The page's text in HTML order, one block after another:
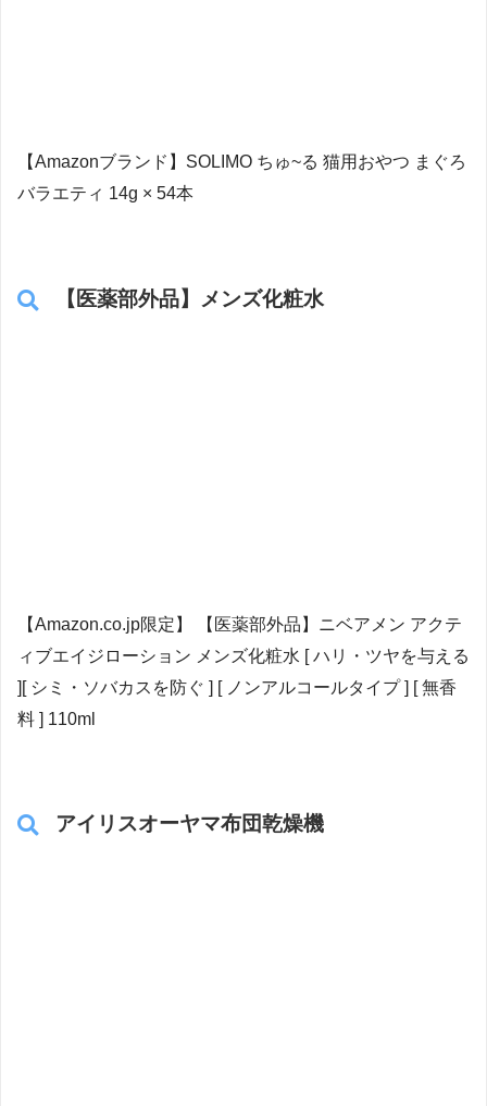
【Amazonブランド】SOLIMO ちゅ~る 猫用おやつ まぐろ
バラエティ 14g × 54本
【医薬部外品】メンズ化粧水
【Amazon.co.jp限定】 【医薬部外品】ニベアメン アクテ
ィブエイジローション メンズ化粧水 [ ハリ・ツヤを与える
][ シミ・ソバカスを防ぐ ] [ ノンアルコールタイプ ] [ 無香
料 ] 110ml
アイリスオーヤマ布団乾燥機